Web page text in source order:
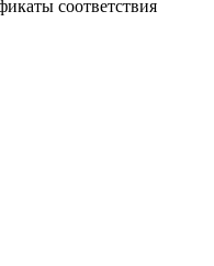
соответствия